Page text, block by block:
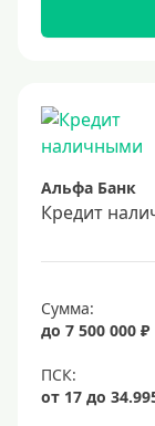
Альфа Банк
Кредит
Сумма:
до 7 500 000 ₽